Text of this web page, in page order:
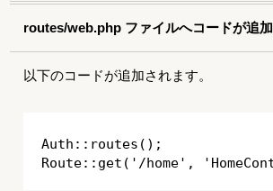
routes/web.php ファイルへコードが追加
以下のコードが追加されます。
Auth::routes();